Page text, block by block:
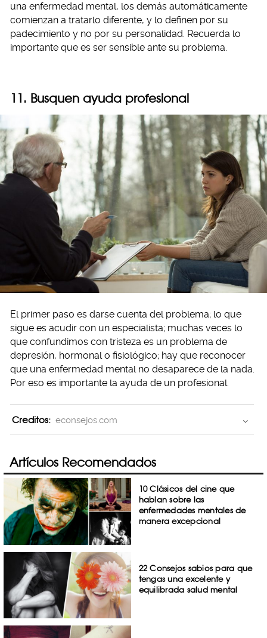
una enfermedad mental, los demás automáticamente
comienzan a tratarlo diferente, y lo definen por su
padecimiento y no por su personalidad. Recuerda lo
importante que es ser sensible ante su problema.
11. Busquen ayuda profesional
El primer paso es darse cuenta del problema; lo que
sigue es acudir con un especialista; muchas veces lo
que confundimos con tristeza es un problema de
depresión, hormonal o fisiológico; hay que reconocer
que una enfermedad mental no desaparece de la nada.
Por eso es importante la ayuda de un profesional.
Creditos: econsejos.com
Artículos Recomendados
10 Clásicos del cine que
hablan sobre las
enfermedades mentales de
manera excepcional
22 Consejos sabios para que
tengas una excelente y
equilibrada salud mental